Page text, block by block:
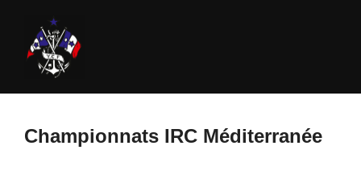
contenu
Championnats IRC Méditerranée